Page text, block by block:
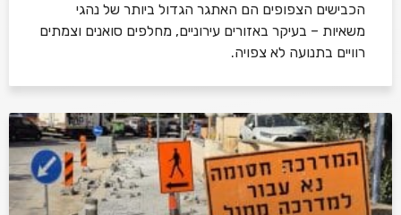
הכבישים הצפופים הם האתגר הגדול ביותר של נהגי
משאיות – בעיקר באזורים עירוניים, מחלפים סואנים וצמתים
רוויים בתנועה לא צפויה.